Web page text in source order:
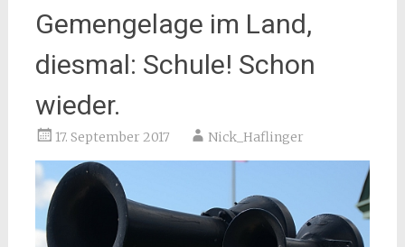
Gemengelage im Land,
diesmal: Schule! Schon
wieder.
17. September 2017 Nick_Haflinger